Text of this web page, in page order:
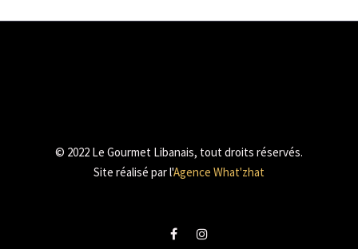
© 2022 Le Gourmet Libanais, tout droits réservés.
Site réalisé par l'Agence What'zhat